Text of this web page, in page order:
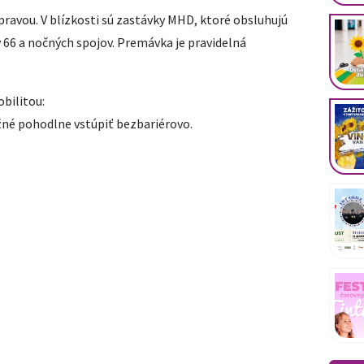
V blízkosti sú zastávky MHD, ktoré obsluhujú
a nočných spojov. Premávka je pravidelná
pohodlne vstúpiť bezbariérovo.